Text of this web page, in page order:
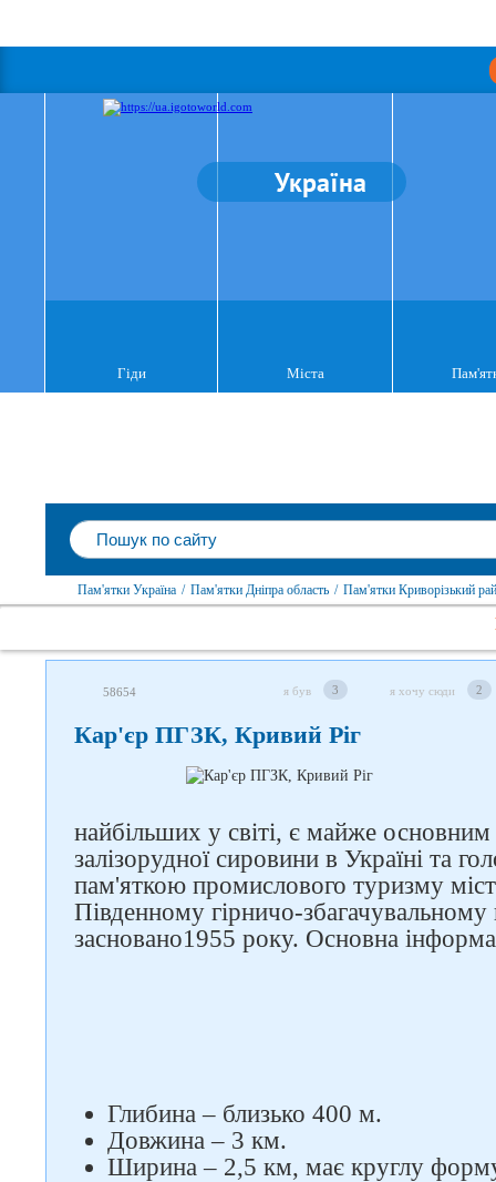
Україна
Гіди Міста
Пам'ятки Україна / Пам'ятки Дніпра область / Пам'ятки Криворізький
58654 я був 3 я хочу сюди 2
Кар'єр ПГЗК, Кривий Ріг
найбільших у світі, є майже
залізорудної сировини в Україні та
пам'яткою промислового туризму
Південному гірничо-збагачувальному
засновано1955 року. Основна
Глибина – близько 400 м.
Довжина – 3 км.
Ширина – 2,5 км, має круглу